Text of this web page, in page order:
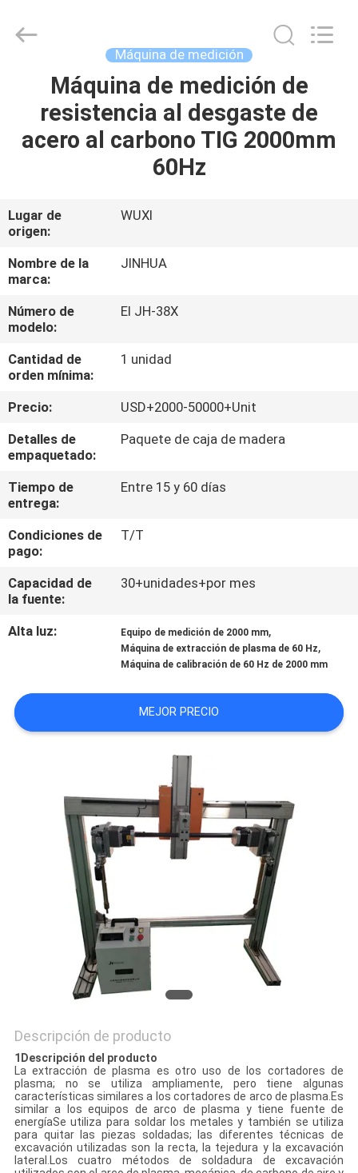
HOGAR
PRODUCTOS
NOSOTROS
VIAJE
DE
LA
FÁBRICA
CONTROL
CALIDAD
ÉNTRENOS
EN
CONTACTO
CON
PIDA
CITA
NOTICIAS
Proveedor.
claddingweldingmachine.com.
Reserved.
Developed
Máquina de medición
Máquina de medición de
resistencia al desgaste de
acero al carbono TIG 2000mm
60Hz
Lugar de
origen:
WUXI
Nombre de la
marca:
JINHUA
Número de
modelo:
El JH-38X
Cantidad de
orden mínima:
1 unidad
Precio:
USD+2000-50000+Unit
Detalles de
empaquetado:
Paquete de caja de madera
Tiempo de
entrega:
Entre 15 y 60 días
Condiciones de
pago:
T/T
Capacidad de
la fuente:
30+unidades+por mes
Alta luz: Equipo de medición de 2000 mm,
Máquina de extracción de plasma de 60 Hz,
Máquina de calibración de 60 Hz de 2000 mm
MEJOR PRECIO
Descripción de producto
1Descripción del producto
La extracción de plasma es otro uso de los cortadores de
plasma; no se utiliza ampliamente, pero tiene algunas
características similares a los cortadores de arco de plasma.Es
similar a los equipos de arco de plasma y tiene fuente de
energíaSe utiliza para soldar los metales y también se utiliza
para quitar las piezas soldadas; las diferentes técnicas de
excavación utilizadas son la recta, la tejedura y la excavación
lateral.Los cuatro métodos de soldadura de excavación